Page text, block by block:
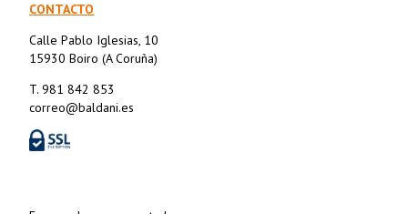
CONTACTO
Calle Pablo Iglesias, 10
15930 Boiro (A Coruña)
T. 981 842 853
correo@baldani.es